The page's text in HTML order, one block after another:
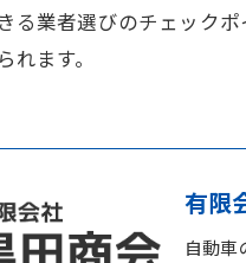
る業者選びのチェック
れます。
有限
自動車